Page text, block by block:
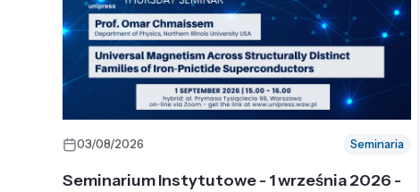
03/08/2026 Seminaria
Seminarium Instytutowe - 1 września 2026 -